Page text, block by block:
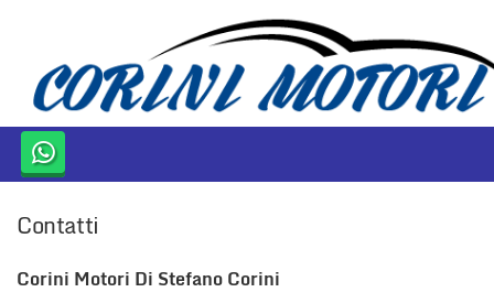
AZIENDA
LISTA VEICOLI
ACQUISTIAMO USATO
CONTATTI
Contatti
Corini Motori Di Stefano Corini